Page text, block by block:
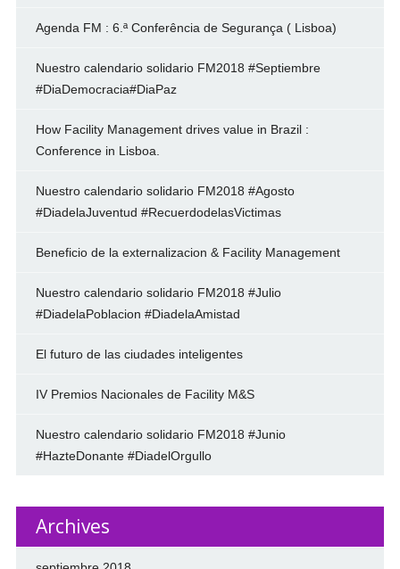
Agenda FM : 6.ª Conferência de Segurança ( Lisboa)
Nuestro calendario solidario FM2018 #Septiembre
#DiaDemocracia#DiaPaz
How Facility Management drives value in Brazil :
Conference in Lisboa.
Nuestro calendario solidario FM2018 #Agosto
#DiadelaJuventud #RecuerdodelasVictimas
Beneficio de la externalizacion & Facility Management
Nuestro calendario solidario FM2018 #Julio
#DiadelaPoblacion #DiadelaAmistad
El futuro de las ciudades inteligentes
IV Premios Nacionales de Facility M&S
Nuestro calendario solidario FM2018 #Junio
#HazteDonante #DiadelOrgullo
Archives